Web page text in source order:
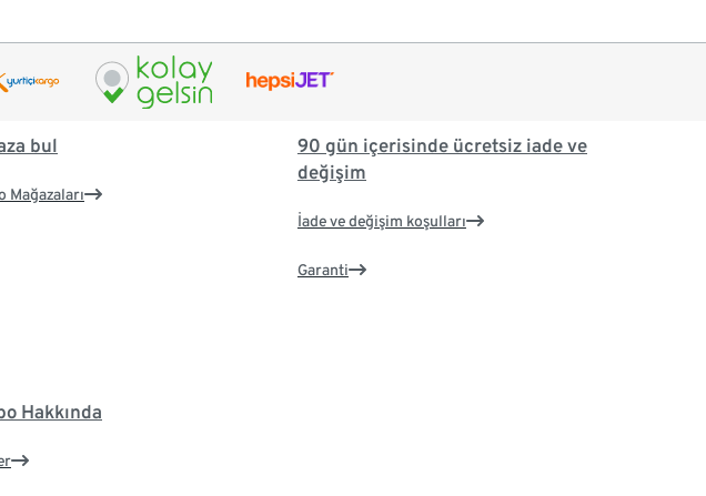
bul
Mağazaları
90 gün içerisinde ücretsiz iade ve
değişim
İade ve değişim koşulları
Garanti
Hakkında